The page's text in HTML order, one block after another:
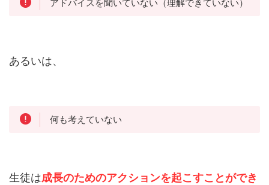
アドバイスを聞いていない（理解できていない）
あるいは、
何も考えていない
生徒は成長のためのアクションを起こすことができ